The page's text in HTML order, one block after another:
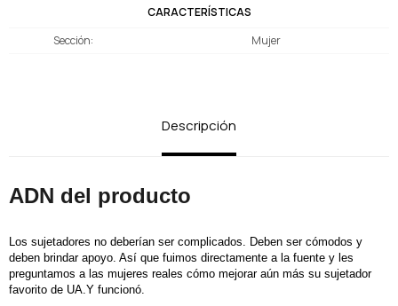
CARACTERÍSTICAS
Sección
Mujer
Descripción
ADN del producto
Los sujetadores no deberían ser complicados. Deben ser cómodos y
deben brindar apoyo. Así que fuimos directamente a la fuente y les
preguntamos a las mujeres reales cómo mejorar aún más su sujetador
favorito de UA.Y funcionó.